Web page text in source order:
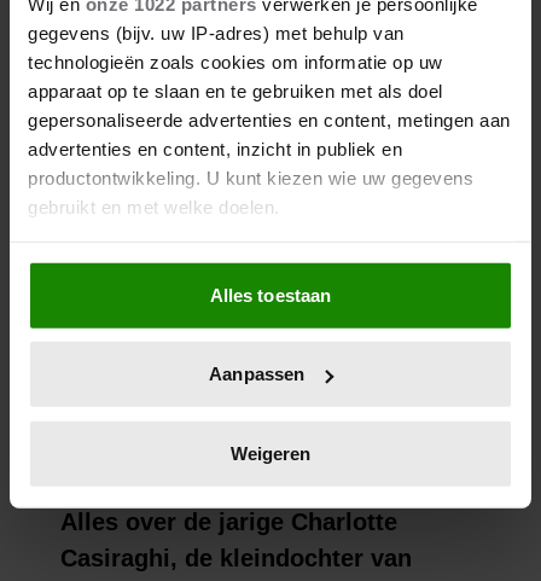
gegevens (bijv. uw IP-adres) met behulp van
technologieën zoals cookies om informatie op uw
apparaat op te slaan en te gebruiken met als doel
gepersonaliseerde advertenties en content, metingen aan
advertenties en content, inzicht in publiek en
productontwikkeling. U kunt kiezen wie uw gegevens
gebruikt en met welke doelen.
Als u het toestaat, willen we ook graag:
Informatie verzamelen over uw geografische
locatie, die tot een paar meter nauwkeurig kan zijn
scannen op specifieke eigenschappen (fingerprinting)
verwerkt en stel uw voorkeuren in het
intrekken in de Cookieverklaring.
We gebruiken cookies om content en advertenties te
Alles toestaan
Aanpassen
Weigeren